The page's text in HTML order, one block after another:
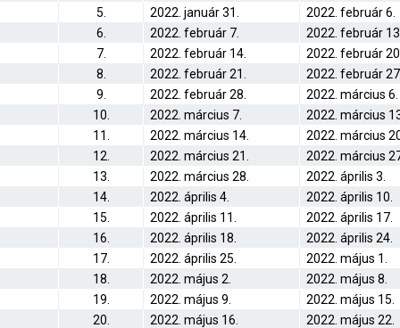
5.
2022. január 31.
2022. február 6.
6.
2022. február 7.
2022. február
7.
2022. február 14.
2022. február
8.
2022. február 21.
2022. február
9.
2022. február 28.
2022. március 6.
10.
2022. március 7.
2022. március
11.
2022. március 14.
2022. március
12.
2022. március 21.
2022. március
13.
2022. március 28.
2022. április 3.
14.
2022. április 4.
2022. április 10.
15.
2022. április 11.
2022. április 17.
16.
2022. április 18.
2022. április 24.
17.
2022. április 25.
2022. május 1.
18.
2022. május 2.
2022. május 8.
19.
2022. május 9.
2022. május 15.
20.
2022. május 16.
2022. május 22.